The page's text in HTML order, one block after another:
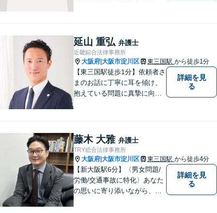
なく、事実と法律をもとに根
本的な解決を導くことが弁護
士の役割だと考えています。
延山 重弘 弁護士
近畿綜合法律事務所
大阪府 大阪市淀川区 東三国駅 から徒歩1分
【東三国駅徒歩1分】依頼者さ
まのお話に丁寧に耳を傾け、
抱えている問題に真摯に向き
します。まずはお気軽にご相
談にいらしてください。【休
日夜間相談可】
詳細を見
る
藤木 大雅 弁護士
TRY総合法律事務所
大阪府 大阪市淀川区 東三国駅 から徒歩4分
【新大阪駅6分】〈男女問題/
労働/交通事故に特化〉あなた
の思いに寄り添いながら、明
詳細を見
る